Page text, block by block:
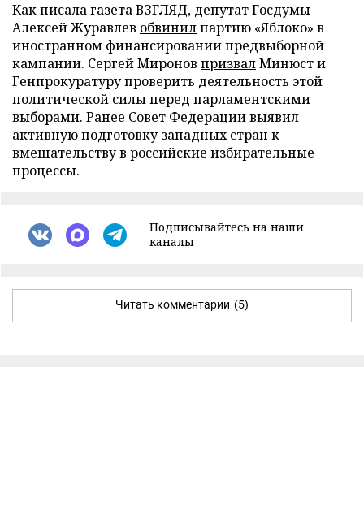
Как писала газета ВЗГЛЯД, депутат Госдумы
Алексей Журавлев обвинилпартию «Яблоко» в
иностранном финансировании предвыборной
кампании. Сергей Миронов призвалМинюст и
Генпрокуратуру проверить деятельность этой
политической силы перед парламентскими
выборами. Ранее Совет Федерациивыявил
активную подготовку западных стран к
вмешательству в российские избирательные
процессы.
Подписывайтесь на наши
каналы
Читать комментарии (5)